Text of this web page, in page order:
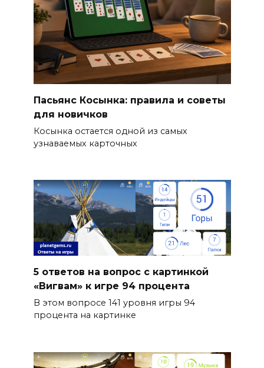
Пасьянс Косынка: правила и советы
для новичков
Косынка остается одной из самых
узнаваемых карточных
5 ответов на вопрос с картинкой
«Вигвам» к игре 94 процента
В этом вопросе 141 уровня игры 94
процента на картинке